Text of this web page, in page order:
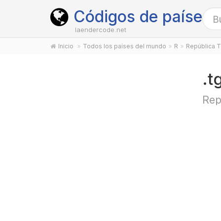
Códigos de países
laendercode.net
Inicio Todos los países del mundo R República